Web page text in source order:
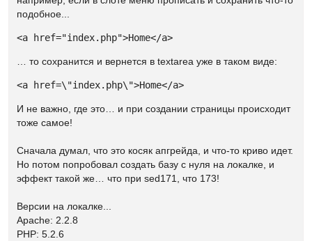
подобное...
<a href="index.php">Home</a>
… то сохранится и вернется в textarea уже в таком виде:
<a href=\"index.php\">Home</a>
И не важно, где это… и при создании страницы происходит
тоже самое!
Сначала думал, что это косяк апгрейда, и что-то криво идет.
Но потом попробовал создать базу с нуля на локалке, и
эффект такой же… что при sed171, что 173!
Версии на локалке...
Apache: 2.2.8
PHP: 5.2.6